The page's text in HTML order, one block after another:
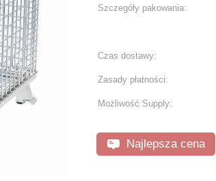
Szczegóły pakowania:
Czas dostawy:
Zasady płatności:
Możliwość Supply:
Najlepsza cena